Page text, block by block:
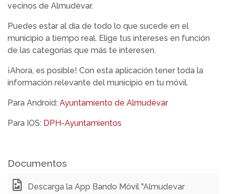
vecinos de Almudévar.
Puedes estar al día de todo lo que sucede en el
municipio a tiempo real. Elige tus intereses en función
de las categorías que más te interesen.
¡Ahora, es posible! Con esta aplicación tener toda la
información relevante del municipio en tu móvil.
Para Android: Ayuntamiento de Almudévar
Para IOS: DPH-Ayuntamientos
Documentos
Descarga la App Bando Móvil "Almudevar